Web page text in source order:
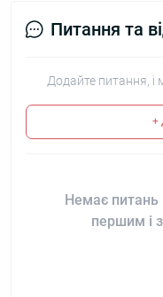
Питання та
Додайте питання, і
+
Немає питань
першим і